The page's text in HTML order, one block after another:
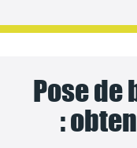
Pose de
: